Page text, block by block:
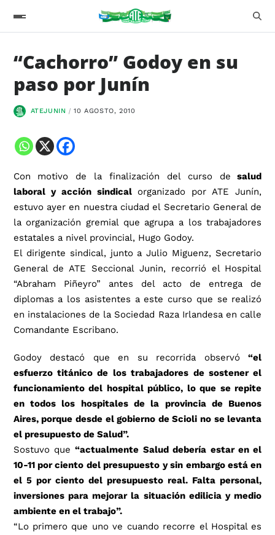
“Cachorro” Godoy en su
paso por Junín
ATEJUNIN 10 AGOSTO, 2010
Con motivo de la finalización del curso de salud
laboral y acción sindicalorganizado por ATE Junín,
estuvo ayer en nuestra ciudad el Secretario General de
la organización gremial que agrupa a los trabajadores
estatales a nivel provincial, Hugo Godoy.
El dirigente sindical, junto a Julio Miguenz, Secretario
General de ATE Seccional Junin, recorrió el Hospital
“Abraham Piñeyro” antes del acto de entrega de
diplomas a los asistentes a este curso que se realizó
en instalaciones de la Sociedad Raza Irlandesa en calle
Comandante Escribano.
Godoy destacó que en su recorrida observó“el
esfuerzo titánico de los trabajadores de sostener el
funcionamiento del hospital público, lo que se repite
en todos los hospitales de la provincia de Buenos
Aires, porque desde el gobierno de Scioli no se levanta
el presupuesto de Salud”.
Sostuvo que“actualmente Salud debería estar en el
10-11 por ciento del presupuesto y sin embargo está en
el 5 por ciento del presupuesto real. Falta personal,
inversiones para mejorar la situación edilicia y medio
ambiente en el trabajo”.
“Lo primero que uno ve cuando recorre el Hospital es